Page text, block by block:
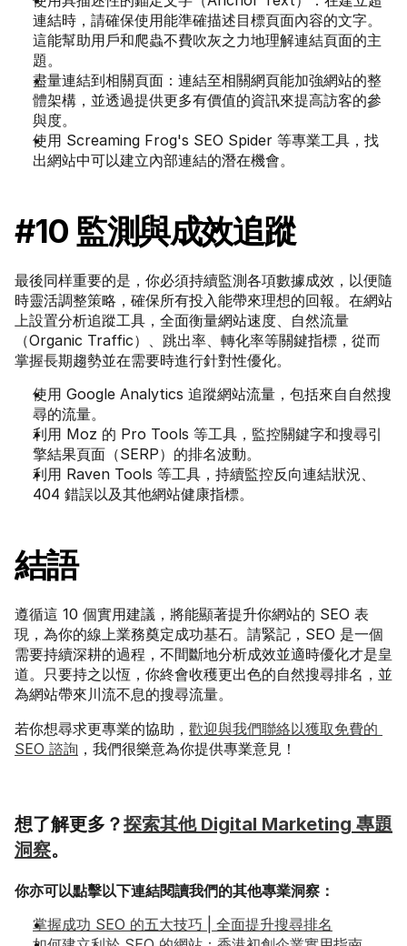
連結時，請確保使用能準確描述目標頁面內容的文字。
這能幫助用戶和爬蟲不費吹灰之力地理解連結頁面的主
題。
盡量連結到相關頁面：連結至相關網頁能加強網站的整
體架構，並透過提供更多有價值的資訊來提高訪客的參
與度。
使用 Screaming Frog's SEO Spider 等專業工具，找
出網站中可以建立內部連結的潛在機會。
#10 監測與成效追蹤
最後同样重要的是，你必須持續監測各項數據成效，以便隨
時靈活調整策略，確保所有投入能帶來理想的回報。在網站
上設置分析追蹤工具，全面衡量網站速度、自然流量
（Organic Traffic）、跳出率、轉化率等關鍵指標，從而
掌握長期趨勢並在需要時進行針對性優化。
使用 Google Analytics 追蹤網站流量，包括來自自然搜
尋的流量。
利用 Moz 的 Pro Tools 等工具，監控關鍵字和搜尋引
擎結果頁面（SERP）的排名波動。
利用 Raven Tools 等工具，持續監控反向連結狀況、
404 錯誤以及其他網站健康指標。
結語
遵循這 10 個實用建議，將能顯著提升你網站的 SEO 表
現，為你的線上業務奠定成功基石。請緊記，SEO 是一個
需要持續深耕的過程，不間斷地分析成效並適時優化才是皇
道。只要持之以恆，你終會收穫更出色的自然搜尋排名，並
為網站帶來川流不息的搜尋流量。
若你想尋求更專業的協助， 歡迎與我們聯絡以獲取免費的
SEO 諮詢 ，我們很樂意為你提供專業意見！
想了解更多？探索其他 Digital Marketing 專題
洞察。
你亦可以點擊以下連結閱讀我們的其他專業洞察：
掌握成功 SEO 的五大技巧 | 全面提升搜尋排名